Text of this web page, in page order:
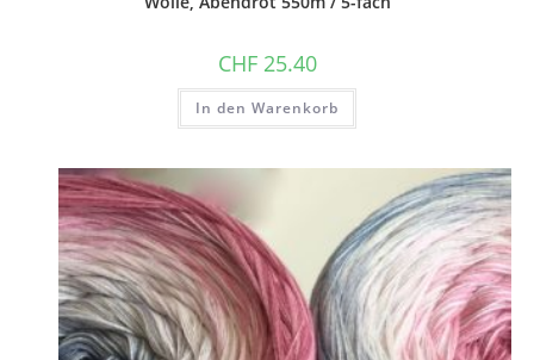
CHF25.40
In den Warenkorb